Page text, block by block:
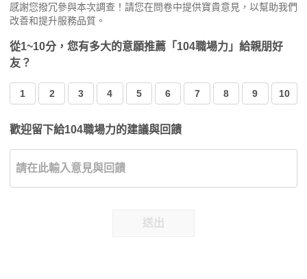
感謝您撥冗參與本次調查！請您在問卷中提供寶貴意見，以幫助我們
改善和提升服務品質。
從1~10分，您有多大的意願推薦「104職場力」給親朋好
友？
1 2 3 4 5 6 7 8 9 10
歡迎留下給104職場力的建議與回饋
送出